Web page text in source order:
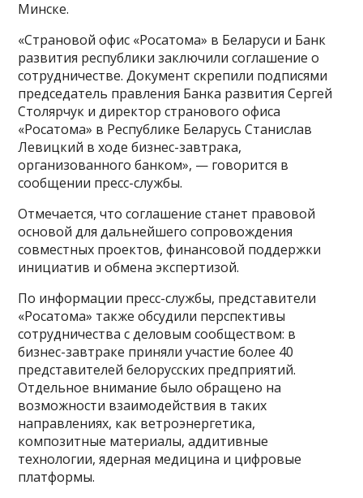
Минске.
«Страновой офис «Росатома» в Беларуси и Банк
развития республики заключили соглашение о
сотрудничестве. Документ скрепили подписями
председатель правления Банка развития Сергей
Столярчук и директор странового офиса
«Росатома» в Республике Беларусь Станислав
Левицкий в ходе бизнес-завтрака,
организованного банком», — говорится в
сообщении пресс-службы.
Отмечается, что соглашение станет правовой
основой для дальнейшего сопровождения
совместных проектов, финансовой поддержки
инициатив и обмена экспертизой.
По информации пресс-службы, представители
«Росатома» также обсудили перспективы
сотрудничества с деловым сообществом: в
бизнес-завтраке приняли участие более 40
представителей белорусских предприятий.
Отдельное внимание было обращено на
возможности взаимодействия в таких
направлениях, как ветроэнергетика,
композитные материалы, аддитивные
технологии, ядерная медицина и цифровые
платформы.